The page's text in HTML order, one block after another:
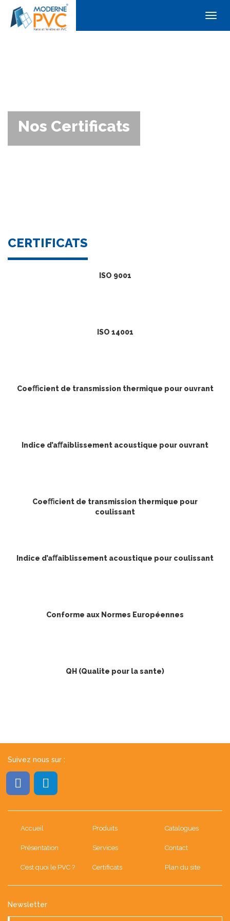
Nos Certificats
CERTIFICATS
ISO 9001
ISO 14001
Coeﬃcient de transmission thermique pour ouvrant
Indice d’aﬀaiblissement acoustique pour ouvrant
Coeﬃcient de transmission thermique pour
coulissant
Indice d’aﬀaiblissement acoustique pour coulissant
Conforme aux Normes Européennes
QH (Qualite pour la sante)
Suivez nous sur :
Accueil
Présentation
C’est quoi le PVC ?
Produits
Services
Certificats
Catalogues
Contact
Plan du site
Newsletter